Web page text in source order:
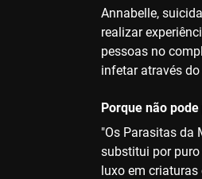
Annabelle,
realizar
pessoas no
infetar através
Porque não
"Os Parasitas da
substitui por
luxo em